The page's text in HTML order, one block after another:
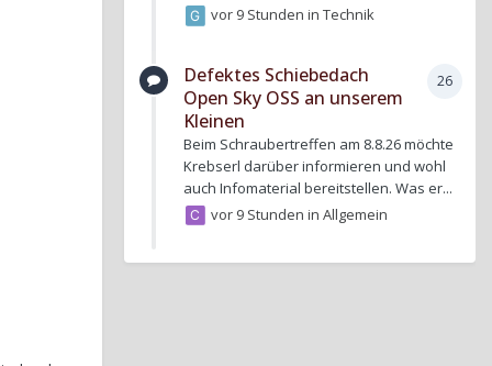
vor 9 Stunden inTechnik
26
Defektes Schiebedach
Open Sky OSS an unserem
Kleinen
Beim Schraubertreffen am 8.8.26 möchte
Krebserl darüber informieren und wohl
auch Infomaterial bereitstellen. Was er...
vor 9 Stunden inAllgemein